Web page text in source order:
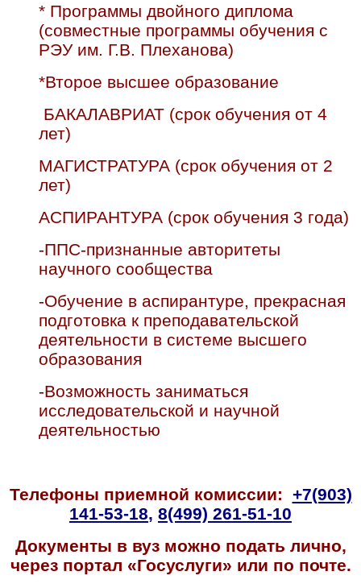
* Программы двойного диплома
(совместные программы обучения с
РЭУ им. Г.В. Плеханова)
*Второе высшее образование
БАКАЛАВРИАТ (срок обучения от 4
лет)
МАГИСТРАТУРА (срок обучения от 2
лет)
АСПИРАНТУРА (срок обучения 3 года)
-ППС-признанные авторитеты
научного сообщества
-Обучение в аспирантуре, прекрасная
подготовка к преподавательской
деятельности в системе высшего
образования
-Возможность заниматься
исследовательской и научной
деятельностью
Телефоны приемной комиссии:
+7(903)
141-53-18, 8(499) 261-51-10
Документы в вуз можно подать лично,
через портал «Госуслуги» или по почте.